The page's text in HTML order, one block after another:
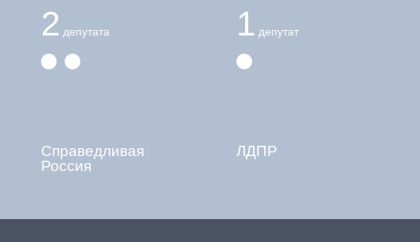
2 депутата
Справедливая
Россия
1 депутат
ЛДПР